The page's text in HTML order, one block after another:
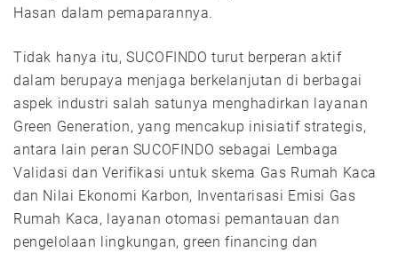
Hasan dalam pemaparannya.
Tidak hanya itu, SUCOFINDO turut berperan aktif
dalam berupaya menjaga berkelanjutan di berbagai
aspek industri salah satunya menghadirkan layanan
Green Generation, yang mencakup inisiatif strategis,
antara lain peran SUCOFINDO sebagai Lembaga
Validasi dan Verifikasi untuk skema Gas Rumah Kaca
dan Nilai Ekonomi Karbon, Inventarisasi Emisi Gas
Rumah Kaca, layanan otomasi pemantauan dan
pengelolaan lingkungan, green financing dan